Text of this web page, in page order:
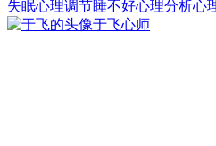
失眠心理调节睡不好心理分析心
于飞心师